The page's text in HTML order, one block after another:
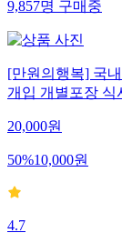
9,857명구매중
[만원의행복] 국
개입 개별포장 식
20,000원
50%10,000원
4.7